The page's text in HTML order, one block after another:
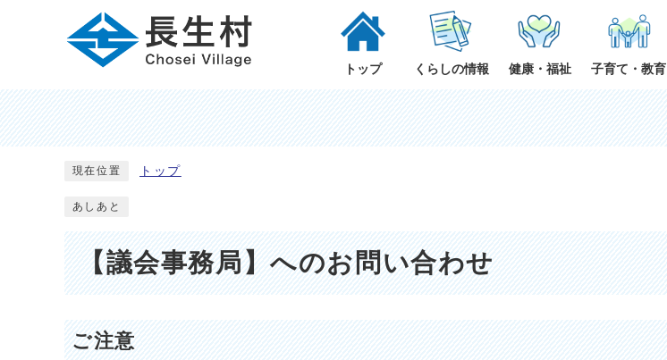
トップ くらしの情報 健康・福祉 子育て・教育
現在位置 トップ
あしあと
【議会事務局】へのお問い合わせ
ご注意